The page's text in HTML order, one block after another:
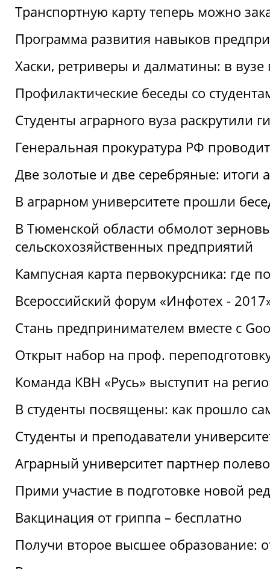
Транспортную карту теперь можно
Программа развития навыков
Хаски, ретриверы и далматины: в вузе
Профилактические беседы со
Студенты аграрного вуза раскрутили
Генеральная прокуратура РФ
Две золотые и две серебряные:
В аграрном университете прошли
В Тюменской области обмолот
сельскохозяйственных предприятий
Кампусная карта первокурсника: где
Всероссийский форум «Инфотех -
Стань предпринимателем вместе с
Открыт набор на проф.
Команда КВН «Русь» выступит на
В студенты посвящены: как прошло
Студенты и преподаватели
Аграрный университет партнер
Прими участие в подготовке новой
Вакцинация от гриппа – бесплатно
Получи второе высшее образование: